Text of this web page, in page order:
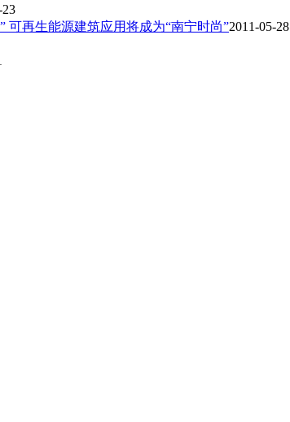
23
可再生能源建筑应用将成为“南宁时尚”2011-05-28